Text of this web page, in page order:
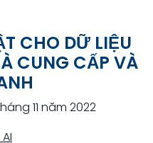
CHO DỮ LIỆU
CUNG CẤP VÀ
11 năm 2022